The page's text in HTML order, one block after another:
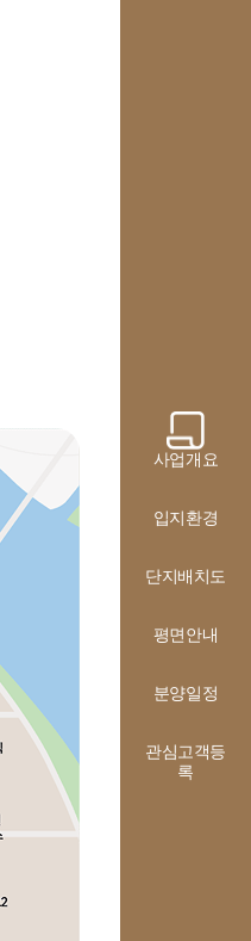
사업개요
입지환경
단지배치도
평면안내
분양일정
관심고객등
록